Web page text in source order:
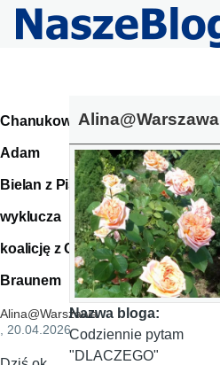
Przejdź do treści
Chanukowy
Adam
Bielan z PiS
wyklucza
koalicję z G.
Braunem
Alina@Warszawa
, 20.04.2026
Alina@Warszawa
Nazwa bloga:
Codziennie pytam
"DLACZEGO"